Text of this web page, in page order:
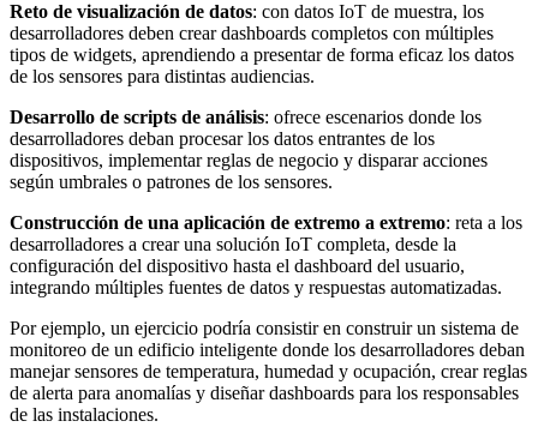
Reto de visualización de datos: con datos IoT de muestra, los
desarrolladores deben crear dashboards completos con múltiples
tipos de widgets, aprendiendo a presentar de forma eficaz los datos
de los sensores para distintas audiencias.
Desarrollo de scripts de análisis: ofrece escenarios donde los
desarrolladores deban procesar los datos entrantes de los
dispositivos, implementar reglas de negocio y disparar acciones
según umbrales o patrones de los sensores.
Construcción de una aplicación de extremo a extremo: reta a los
desarrolladores a crear una solución IoT completa, desde la
configuración del dispositivo hasta el dashboard del usuario,
integrando múltiples fuentes de datos y respuestas automatizadas.
Por ejemplo, un ejercicio podría consistir en construir un sistema de
monitoreo de un edificio inteligente donde los desarrolladores deban
manejar sensores de temperatura, humedad y ocupación, crear reglas
de alerta para anomalías y diseñar dashboards para los responsables
de las instalaciones.